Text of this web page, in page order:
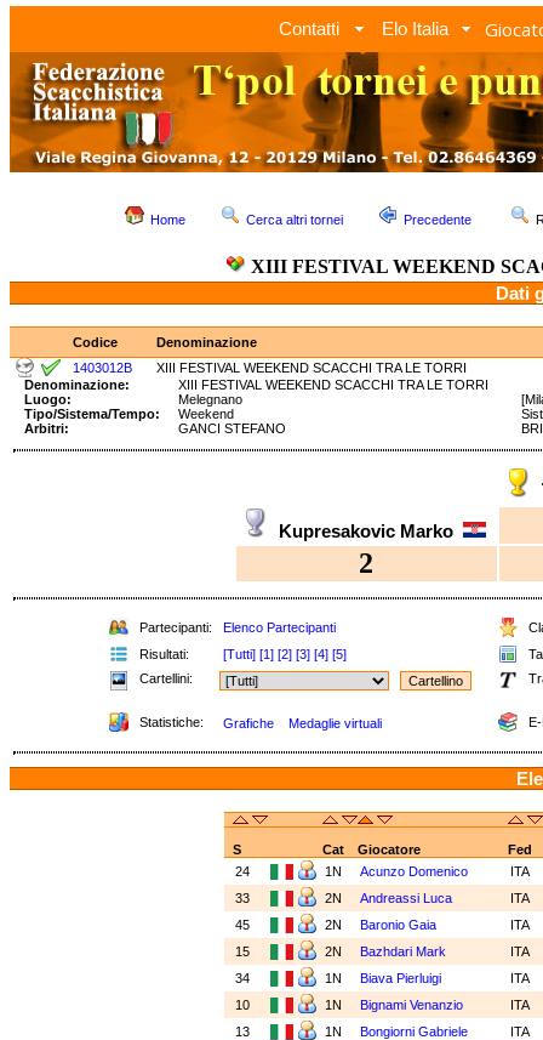
Contatti Elo Italia
Home Cerca altri tornei Precedente
XIII FESTIVAL WEEKEND
Dati
Codice
Denominazione
1403012B
XIII FESTIVAL WEEKEND SCACCHI TRA LE TORRI
Denominazione:
XIII FESTIVAL WEEKEND SCACCHI TRA LE TORRI
Luogo:
Melegnano
Tipo/Sistema/Tempo:
Weekend
Arbitri:
GANCI STEFANO
Kupresakovic Marko
2
Partecipanti: Elenco Partecipanti
Risultati:
[Tutti] [1] [2] [3] [4] [5]
Cartellini:
Statistiche: Grafiche Medaglie virtuali
S Cat Giocatore
Fed
24
1N Acunzo Domenico
ITA
33
2N Andreassi Luca
ITA
45
2N Baronio Gaia
ITA
15
2N Bazhdari Mark
ITA
34
1N Biava Pierluigi
ITA
10
1N Bignami Venanzio
ITA
13
1N Bongiorni Gabriele
ITA